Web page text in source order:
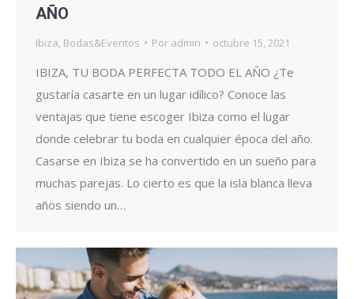
AÑO
Ibiza Bodas&Eventos Por admin octubre 15, 2021
IBIZA, TU BODA PERFECTA TODO EL AÑO ¿Te
gustaría casarte en un lugar idílico? Conoce las
ventajas que tiene escoger Ibiza como el lugar
donde celebrar tu boda en cualquier época del año.
Casarse en Ibiza se ha convertido en un sueño para
muchas parejas. Lo cierto es que la isla blanca lleva
años siendo un…